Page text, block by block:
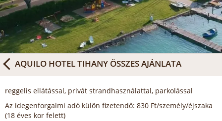
AQUILO HOTEL TIHANY ÖSSZES AJÁNLATA
reggelis ellátással, privát strandhasználattal, parkolással
Az idegenforgalmi adó külön fizetendő: 830 Ft/személy/éjszaka
(18 éves kor felett)